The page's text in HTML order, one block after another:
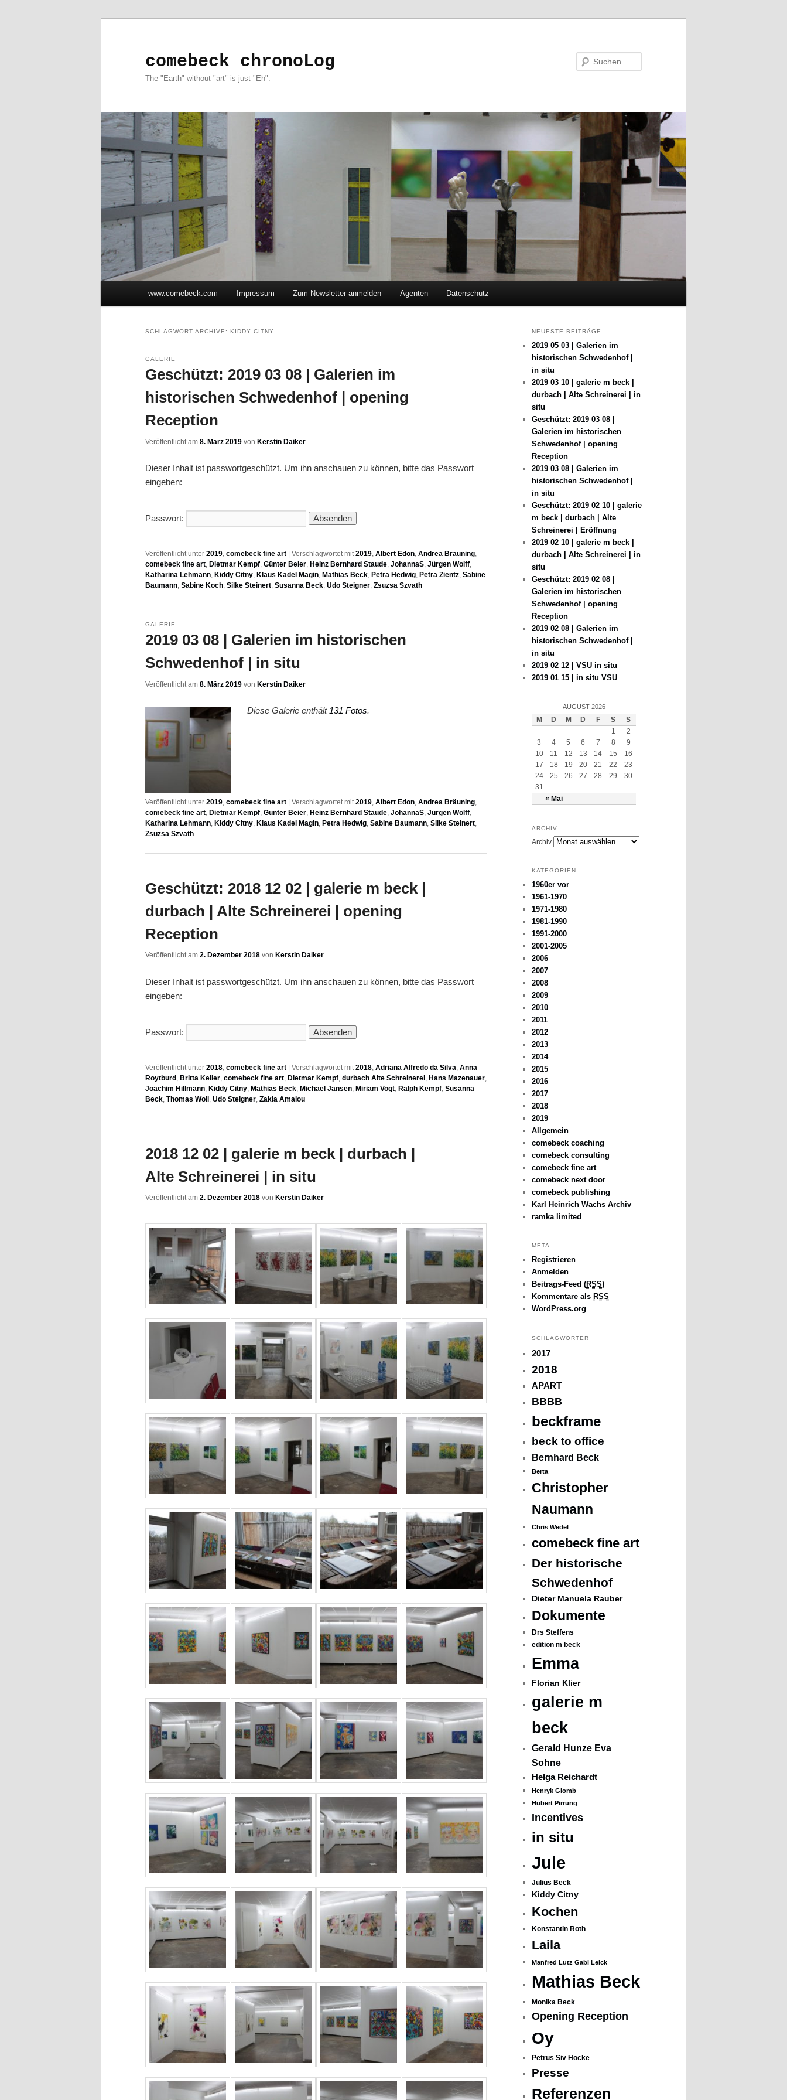
comebeck chronoLog
The "Earth" without "art" is just "Eh".
Zum Inhalt wechseln
Zum sekundären Inhalt wechseln
www.comebeck.com Impressum Zum Newsletter anmelden Agenten Datenschutz
SCHLAGWORT-ARCHIVE: KIDDY CITNY
Geschützt: 2019 03 08 | Galerien im
historischen Schwedenhof | opening
Reception
GALERIE
Veröffentlicht am 8. März 2019 von Kerstin Daiker
Dieser Inhalt ist passwortgeschützt. Um ihn anschauen zu können, bitte das Passwort
eingeben:
Passwort:
Veröffentlicht unter 2019, comebeck fine art Verschlagwortet mit 2019, Albert Edon, Andrea Bräuning,
comebeck fine art, Dietmar Kempf, Günter Beier, Heinz Bernhard Staude, JohannaS, Jürgen Wolff,
Katharina Lehmann, Kiddy Citny, Klaus Kadel Magin, Mathias Beck, Petra Hedwig, Petra Zientz, Sabine
Baumann, Sabine Koch, Silke Steinert, Susanna Beck, Udo Steigner, Zsuzsa Szvath
2019 03 08 | Galerien im historischen
Schwedenhof | in situ
GALERIE
Veröffentlicht am 8. März 2019 von Kerstin Daiker
Diese Galerie enthält 131 Fotos.
Veröffentlicht unter 2019, comebeck fine art | Verschlagwortet mit 2019, Albert Edon, Andrea Bräuning,
comebeck fine art, Dietmar Kempf, Günter Beier, Heinz Bernhard Staude, JohannaS, Jürgen Wolff,
Katharina Lehmann, Kiddy Citny, Klaus Kadel Magin, Petra Hedwig, Sabine Baumann, Silke Steinert,
Zsuzsa Szvath
Geschützt: 2018 12 02 | galerie m beck |
durbach | Alte Schreinerei | opening
Reception
Veröffentlicht am 2. Dezember 2018 von Kerstin Daiker
Dieser Inhalt ist passwortgeschützt. Um ihn anschauen zu können, bitte das Passwort
eingeben:
Passwort:
Veröffentlicht unter 2018, comebeck fine art | Verschlagwortet mit 2018, Adriana Alfredo da Silva, Anna
Roytburd, Britta Keller, comebeck fine art, Dietmar Kempf, durbach Alte Schreinerei, Hans Mazenauer,
Joachim Hillmann, Kiddy Citny, Mathias Beck, Michael Jansen, Miriam Vogt, Ralph Kempf, Susanna
Beck, Thomas Woll, Udo Steigner, Zakia Amalou
2018 12 02 | galerie m beck | durbach |
Alte Schreinerei | in situ
Veröffentlicht am 2. Dezember 2018 von Kerstin Daiker
NEUESTE BEITRÄGE
2019 05 03 | Galerien im
historischen Schwedenhof |
in situ
2019 03 10 | galerie m beck |
durbach | Alte Schreinerei | in
situ
Geschützt: 2019 03 08 |
Galerien im historischen
Schwedenhof | opening
Reception
2019 03 08 | Galerien im
historischen Schwedenhof |
in situ
Geschützt: 2019 02 10 | galerie
m beck | durbach | Alte
Schreinerei | Eröffnung
2019 02 10 | galerie m beck |
durbach | Alte Schreinerei | in
situ
Geschützt: 2019 02 08 |
Galerien im historischen
Schwedenhof | opening
Reception
2019 02 08 | Galerien im
historischen Schwedenhof |
in situ
2019 02 12 | VSU in situ
2019 01 15 | in situ VSU
AUGUST 2026
M D M D F S S
« Mai
1
2
3
4 5 6 7 8
9
10
11 12 13 14 15
16
17
18 19 20 21 22
23
24
25 26 27 28 29
30
31
ARCHIV
Archiv
KATEGORIEN
1960er vor
1961-1970
1971-1980
1981-1990
1991-2000
2001-2005
2006
2007
2008
2009
2010
2011
2012
2013
2014
2015
2016
2017
2018
2019
Allgemein
comebeck coaching
comebeck consulting
comebeck fine art
comebeck next door
comebeck publishing
Karl Heinrich Wachs Archiv
ramka limited
META
Registrieren
Anmelden
Beitrags-Feed (RSS)
Kommentare als RSS
WordPress.org
SCHLAGWÖRTER
2017
2018
APART
BBBB
beckframe
beck to office
Bernhard Beck
Berta
Christopher
Naumann
Chris Wedel
comebeck fine art
Der historische
Schwedenhof
Dieter Manuela Rauber
Dokumente
Drs Steffens
edition m beck
Emma
Florian Klier
galerie m
beck
Gerald Hunze Eva
Sohne
Helga Reichardt
Henryk Glomb
Hubert Pirrung
Incentives
in situ
Jule
Julius Beck
Kiddy Citny
Kochen
Konstantin Roth
Laila
Manfred Lutz Gabi Leick
Mathias Beck
Monika Beck
Opening Reception
Oy
Petrus Siv Hocke
Presse
Referenzen